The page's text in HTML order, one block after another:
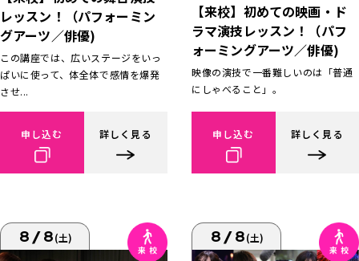
レッスン！（パフォーミン
グアーツ／俳優)
この講座では、広いステージをいっ
ぱいに使って、体全体で感情を爆発
させ...
申し込む 詳しく見る
【来校】初めての映画・ド
ラマ演技レッスン！（パフ
ォーミングアーツ／俳優)
映像の演技で一番難しいのは「普通
にしゃべること」。
申し込む 詳しく見る
8/8(土) 8/8(土)